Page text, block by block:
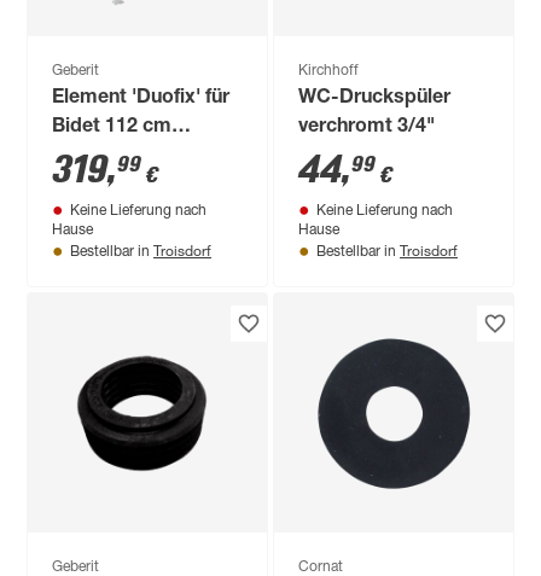
Geberit
Element 'Duofix' für
Bidet 112 cm
universell
319,99 €
Keine Lieferung nach
Hause
Bestellbar in Troisdorf
Kirchhoff
WC-Druckspüler
verchromt 3/4"
44,99 €
Keine Lieferung nach
Hause
Bestellbar in Troisdorf
Geberit Cornat